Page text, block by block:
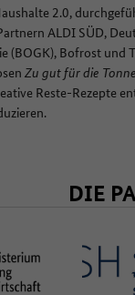
2.0,
ALDI SÜD,
Bofrost und
Zu gut für die
Reste-Rezepte
DIE